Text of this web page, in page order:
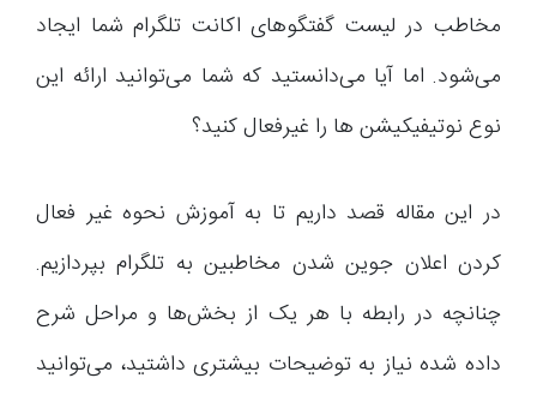
مخاطب در لیست گفتگوهای اکانت تلگرام شما ایجاد
می‌شود. اما آیا می‌دانستید که شما می‌توانید ارائه این
نوع نوتیفیکیشن ها را غیرفعال کنید؟
در این مقاله قصد داریم تا به آموزش نحوه غیر فعال
کردن اعلان جوین شدن مخاطبین به تلگرام بپردازیم.
چنانچه در رابطه با هر یک از بخش‌ها و مراحل شرح
داده شده نیاز به توضیحات بیشتری داشتید، می‌توانید